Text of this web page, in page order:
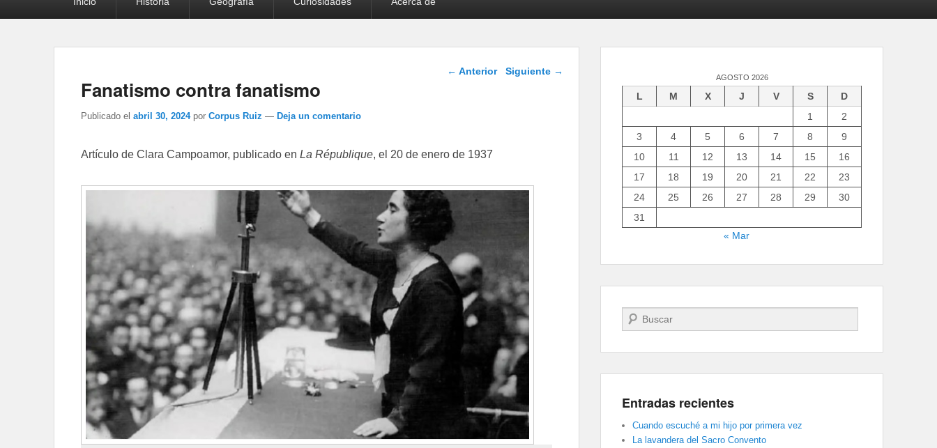
Navegación de
← Anterior Siguiente →
Fanatismo contra fanatismo
Publicado el abril 30, 2024 por Corpus Ruiz — Deja un comentario
Artículo de Clara Campoamor, publicado en La République, el 20 de enero de 1937
AGOSTO 2026
L M X J V S
D
1
2
3
4 5 6 7 8
9
10
11 12 13 14 15
16
17
18 19 20 21 22
23
24
25 26 27 28 29
30
31
« Mar
Buscar
Entradas recientes
Cuando escuché a mi hijo por primera vez
La lavandera del Sacro Convento